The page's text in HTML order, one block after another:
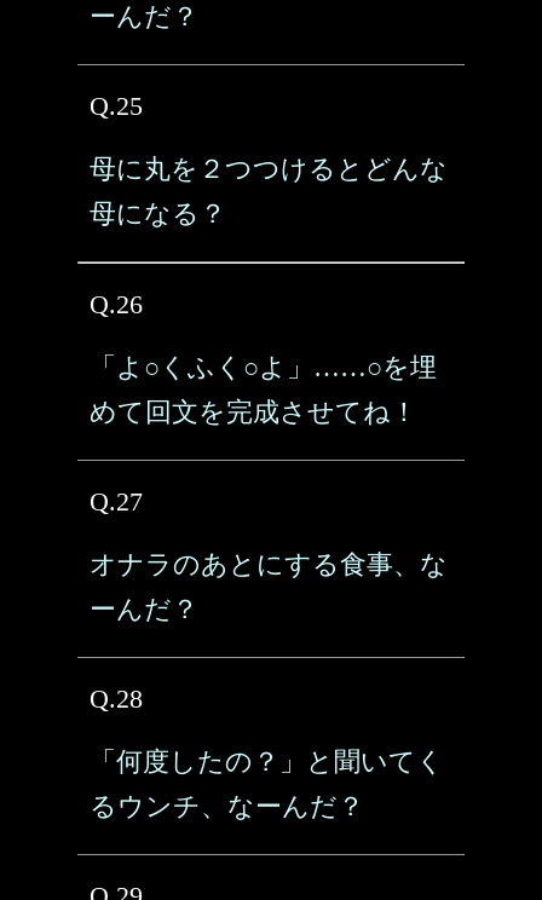
ーんだ？
Q.25
母に丸を２つつけるとどんな
母になる？
Q.26
「よ○くふく○よ」……○を埋
めて回文を完成させてね！
Q.27
オナラのあとにする食事、な
ーんだ？
Q.28
「何度したの？」と聞いてく
るウンチ、なーんだ？